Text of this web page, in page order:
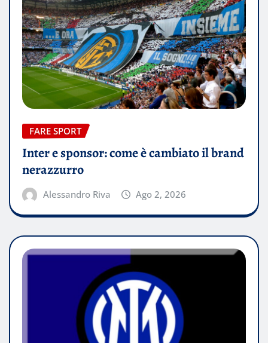
FARE SPORT
Inter e sponsor: come è cambiato il brand
nerazzurro
Alessandro Riva Ago 2, 2026